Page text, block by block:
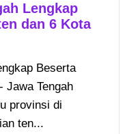
Lengkap
dan 6 Kota
Beserta
Jawa Tengah
provinsi di
ten...